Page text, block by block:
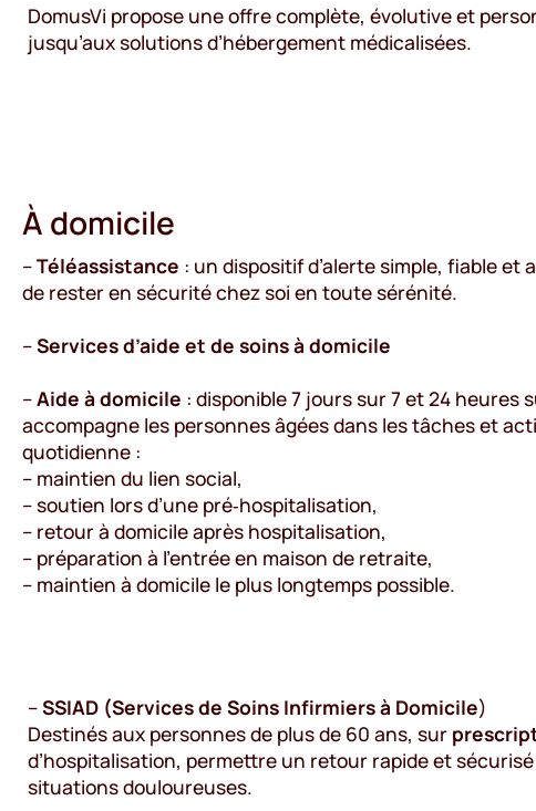
DomusVi propose une offre complète, évolutive et
jusqu’aux solutions d’hébergement médicalisées.
À domicile
–Téléassistance : un dispositif d’alerte simple, fiable et
de rester en sécurité chez soi en toute sérénité.
–Services d’aide et de soins à domicile
–Aide à domicile : disponible 7 jours sur 7 et 24 heures
accompagne les personnes âgées dans les tâches et
quotidienne :
– maintien du lien social,
– soutien lors d’une pré‑hospitalisation,
– retour à domicile après hospitalisation,
– préparation à l’entrée en maison de retraite,
– maintien à domicile le plus longtemps possible.
–SSIAD (Services de Soins Infirmiers à Domicile)
Destinés aux personnes de plus de 60 ans, sur
d’hospitalisation, permettre un retour rapide et
situations douloureuses.